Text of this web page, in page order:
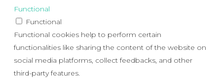
Functional
Functional
Functional cookies help to perform certain
functionalities like sharing the content of the website on
social media platforms, collect feedbacks, and other
third-party features.